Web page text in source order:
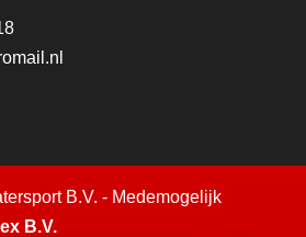
B.V. - Medemogelijk
B.V.